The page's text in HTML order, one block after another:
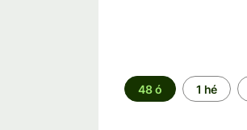
Időszak
48 ó 1 hé